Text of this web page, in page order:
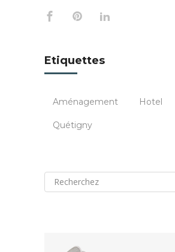
Etiquettes
Aménagement Hotel
Quétigny